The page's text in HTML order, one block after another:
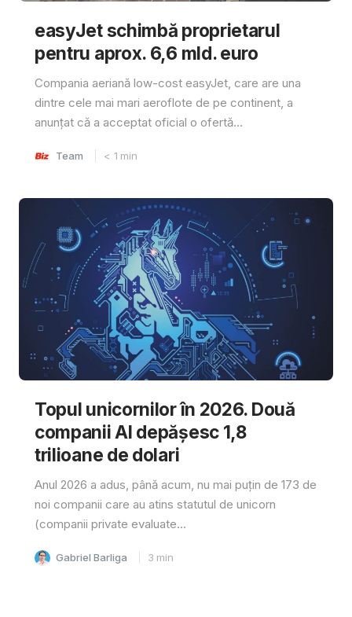
easyJet schimbă proprietarul
pentru aprox. 6,6 mld. euro
Compania aeriană low-cost easyJet, care are una
dintre cele mai mari aeroflote de pe continent, a
anunțat că a acceptat oficial o ofertă...
Team < 1 min
Topul unicornilor în 2026. Două
companii AI depășesc 1,8
trilioane de dolari
Anul 2026 a adus, până acum, nu mai puțin de 173 de
noi companii care au atins statutul de unicorn
(companii private evaluate...
Gabriel Barliga 3 min